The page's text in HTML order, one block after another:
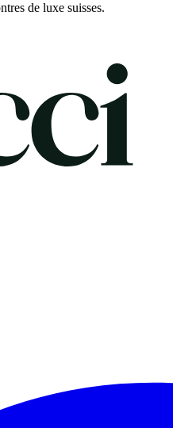
de luxe suisses.